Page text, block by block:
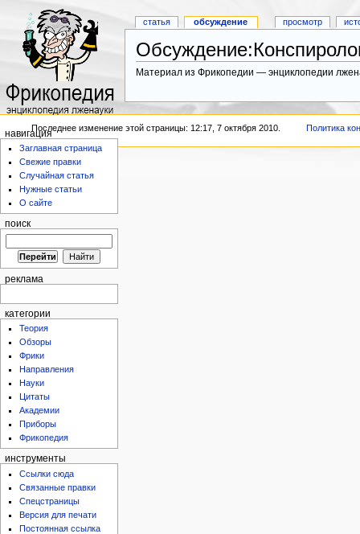
Материал из Фрикопедии — энциклопедии
статья обсуждение просмотр
навигация
Заглавная страница
Свежие правки
Случайная статья
Нужные статьи
О сайте
поиск
реклама
категории
Теория
Обзоры
Фрики
Направления
Науки
Цитаты
Академии
Приборы
Фрикопедия
инструменты
Ссылки сюда
Связанные правки
Спецстраницы
Версия для печати
Постоянная ссылка
Последнее изменение этой страницы: 12:17, 7 октября 2010. Политика